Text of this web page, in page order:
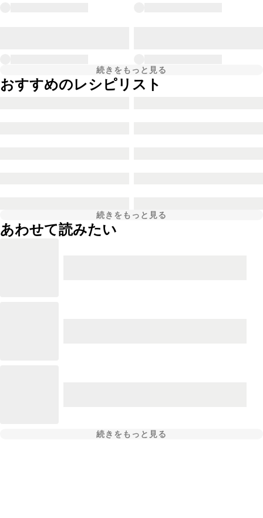
続きをもっと見る
おすすめのレシピリスト
続きをもっと見る
あわせて読みたい
続きをもっと見る